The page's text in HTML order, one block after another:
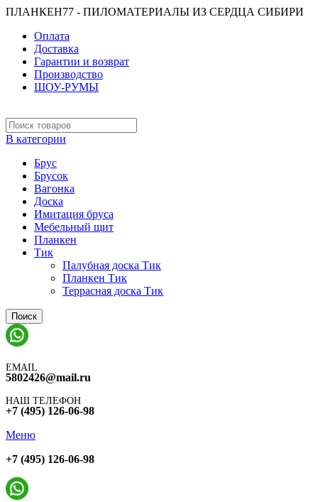
ПЛАНКЕН77 - ПИЛОМАТЕРИАЛЫ ИЗ СЕРДЦА СИБИРИ
Оплата
Доставка
Гарантии и возврат
Производство
ШОУ-РУМЫ
В категории
Брус
Брусок
Вагонка
Доска
Имитация бруса
Мебельный щит
Планкен
Тик
Палубная доска Тик
Планкен Тик
Террасная доска Тик
Поиск
EMAIL
5802426@mail.ru
НАШ ТЕЛЕФОН
+7 (495) 126-06-98
Меню
+7 (495) 126-06-98